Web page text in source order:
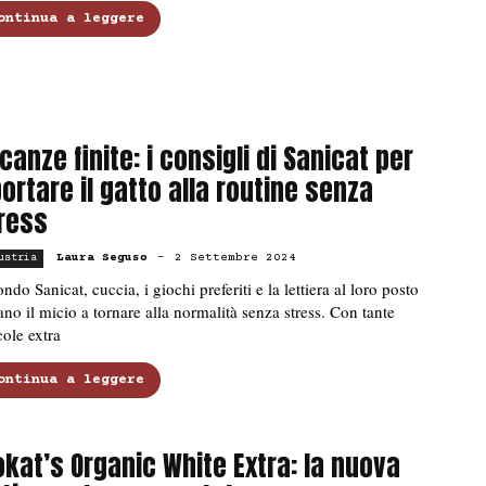
a leggere
finite: i consigli di Sanicat per
il gatto alla routine senza
Laura Seguso - 2 Settembre 2024
Sanicat, cuccia, i giochi preferiti e la lettiera al loro posto
il micio a tornare alla normalità senza stress. Con tante
extra
a leggere
Organic White Extra: la nuova